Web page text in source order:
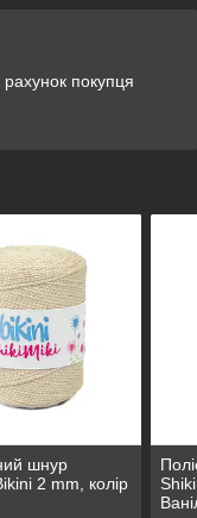
покупця
шнур
2 mm, колір